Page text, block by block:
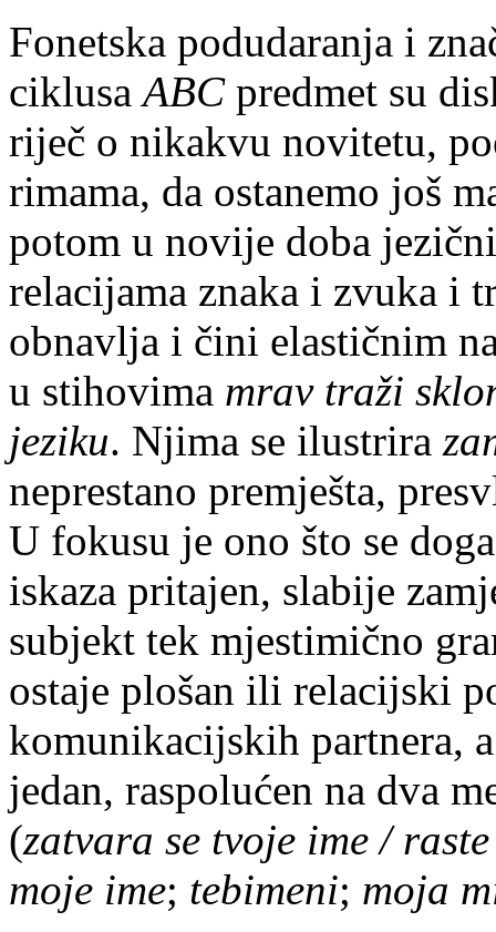
Fonetska podudaranja i
ciklusaABC predmet su
riječ o nikakvu novitetu,
rimama, da ostanemo još
potom u novije doba
relacijama znaka i zvuka i
obnavlja i čini elastičnim
u stihovima mrav traži
jeziku. Njima se ilustrira
neprestano premješta,
U fokusu je ono što se
iskaza pritajen, slabije
subjekt tek mjestimično
ostaje plošan ili relacijski
komunikacijskih partnera,
jedan, raspolućen na dva
(zatvara se tvoje ime /
moje ime; tebimeni; moja